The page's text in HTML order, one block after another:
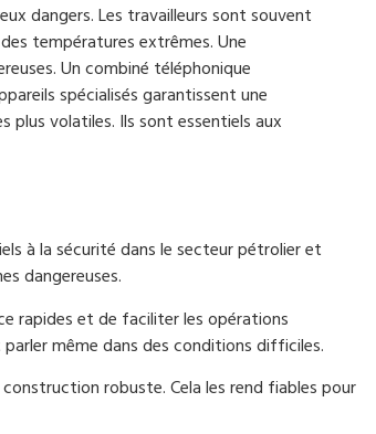
dangers. Les travailleurs sont souvent
températures extrêmes. Une
Un combiné téléphonique
spécialisés garantissent une
plus volatiles. Ils sont essentiels aux
à la sécurité dans le secteur pétrolier et
dangereuses.
rapides et de faciliter les opérations
même dans des conditions difficiles.
robuste. Cela les rend fiables pour